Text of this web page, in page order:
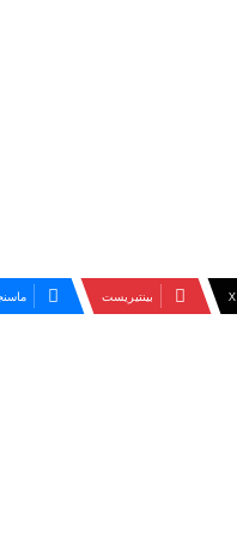
‫X بينتيريست